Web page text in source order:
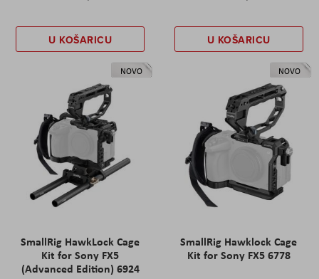
U KOŠARICU U KOŠARICU
NOVO
SmallRig HawkLock Cage
Kit for Sony FX5
(Advanced Edition) 6924
NOVO
SmallRig Hawklock Cage
Kit for Sony FX5 6778